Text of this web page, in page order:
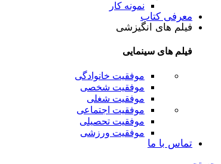
نمونه کار
معرفی کتاب
فیلم های انگیزشی
فیلم های سینمایی
موفقیت خانوادگی
موفقیت شخصی
موفقیت شغلی
موفقیت اجتماعی
موفقیت تحصیلی
موفقیت ورزشی
تماس با ما